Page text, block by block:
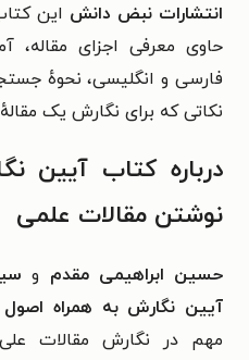
انتشارات نبض دانش این
حاوی معرفی اجزای مقاله،
فارسی و انگلیسی، نحوهٔ
نکاتی که برای نگارش یک
درباره کتاب آیین
نوشتن مقالات علمی
حسین ابراهیمی مقدم و
آیین نگارش به همراه
مهم در نگارش مقالات علی